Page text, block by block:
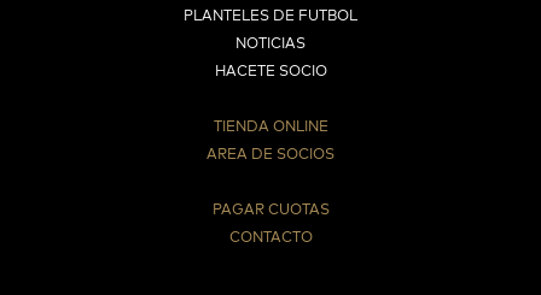
PLANTELES DE FUTBOL
NOTICIAS
HACETE SOCIO
TIENDA ONLINE
AREA DE SOCIOS
PAGAR CUOTAS
CONTACTO